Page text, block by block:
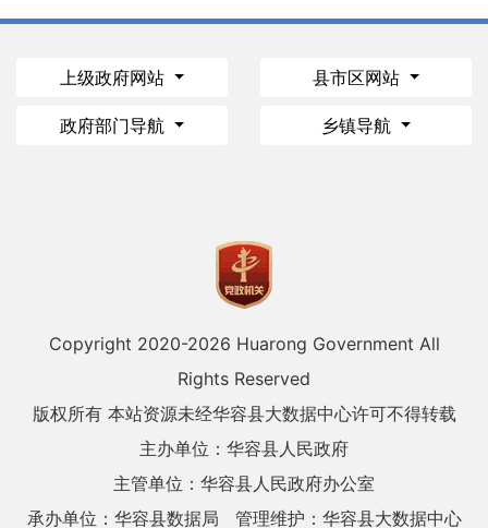
上级政府网站 县市区网站
政府部门导航 乡镇导航
Copyright 2020-2026 Huarong Government All
Rights Reserved
版权所有 本站资源未经华容县大数据中心许可不得转载
主办单位：华容县人民政府
主管单位：华容县人民政府办公室
承办单位：华容县数据局
管理维护：华容县大数据中心